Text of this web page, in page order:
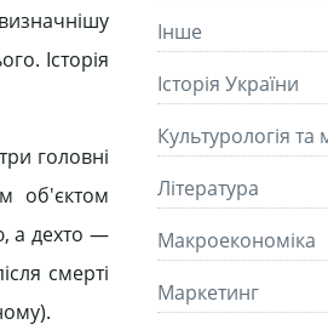
Історія
головні
об'єктом
а дехто —
смерті
Інше
Історія України
Культурологія та
Літературa
Макроекономіка
Маркетинг